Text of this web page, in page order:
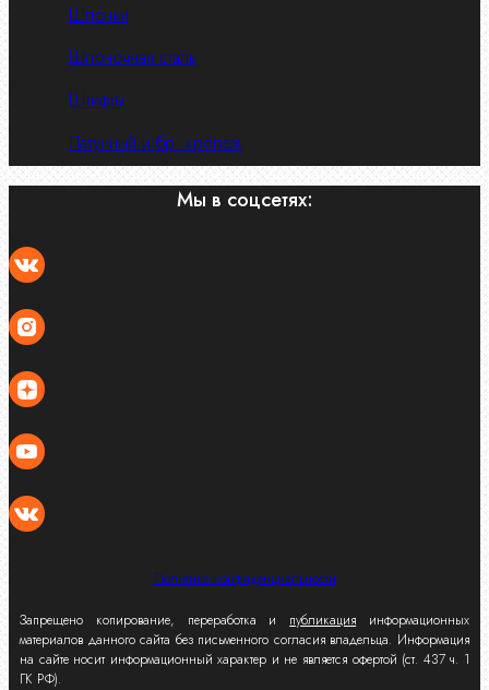
Шпонки
Шпоночная сталь
Штифты
Латунный и бр. крепеж
Мы в соцсетях:
Политика конфиденциальности
Запрещено копирование, переработка и публикация информационных
материалов данного сайта без письменного согласия владельца. Информация
на сайте носит информационный характер и не является офертой (ст. 437 ч. 1
ГК РФ).